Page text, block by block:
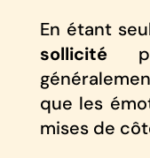
En étant
sollicité
que les
mises de